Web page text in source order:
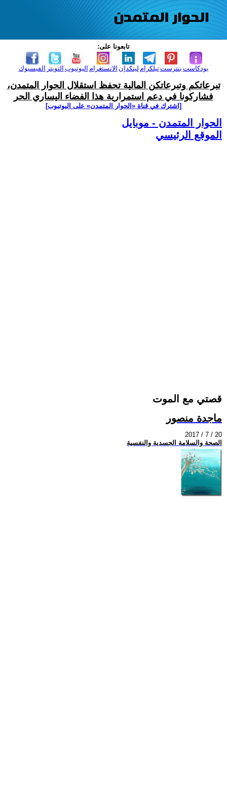
تابعونا على:
الفيسبوك التويتر اليوتيوب الانستغرام لينكدإن تيلكرامبنترست بودكاست
تبرعاتكم وتبرعاتكن المالية تحفظ استقلال الحوار المتمدن،
فشاركونا في دعم استمرارية هذا الفضاء اليساري الحر
[اشترك في قناة ‫«الحوار المتمدن» على اليوتيوب]
الحوار المتمدن - موبايل
الموقع الرئيسي
قصتي مع الموت
ماجدة منصور
2017 / 7 / 20
الصحة والسلامة الجسدية والنفسية